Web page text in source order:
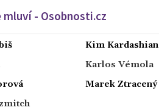
mluví - Osobnosti.cz
Kim Kardashian
Karlos Vémola
Marek Ztracený